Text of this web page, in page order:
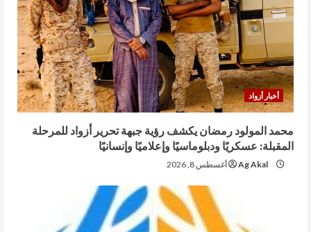
أخبار أزواد
محمد المولود رمضان يكشف رؤية جبهة تحرير أزواد للمرحلة
المقبلة: عسكريًا ودبلوماسيًا وإعلاميًا وإنسانيًا
Ag Akal أغسطس 8, 2026